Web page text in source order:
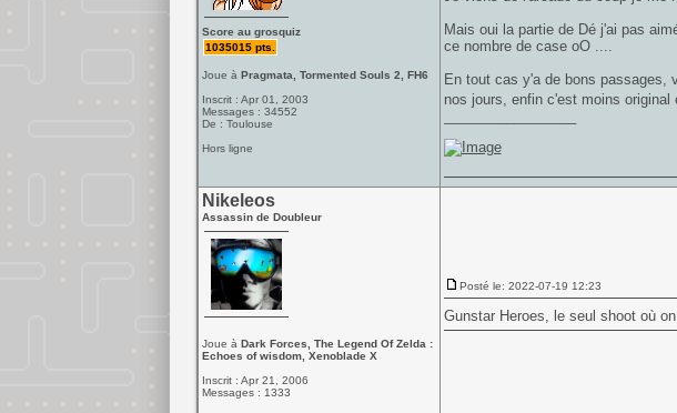
Score au grosquiz
1035015 pts.
Joue à Pragmata, Tormented Souls 2, FH6
Inscrit : Apr 01, 2003
Messages : 34552
De : Toulouse
Hors ligne
Mais oui la partie de Dé j'ai pas
ce nombre de case oO ....
En tout cas y'a de bons passages,
nos jours, enfin c'est moins original
Nikeleos
Assassin de Doubleur
Joue à Dark Forces, The Legend Of Zelda :
Echoes of wisdom, Xenoblade X
Inscrit : Apr 21, 2006
Messages : 1333
Posté le: 2022-07-19 12:23
Gunstar Heroes, le seul shoot où